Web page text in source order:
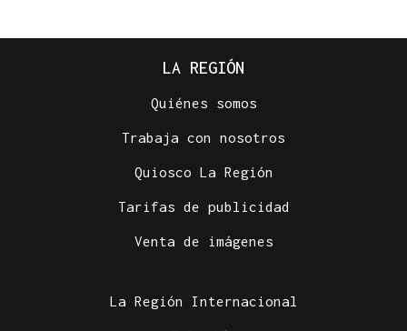
LA REGIÓN
Quiénes somos
Trabaja con nosotros
Quiosco La Región
Tarifas de publicidad
Venta de imágenes
La Región Internacional